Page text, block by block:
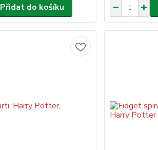
Přidat do košíku